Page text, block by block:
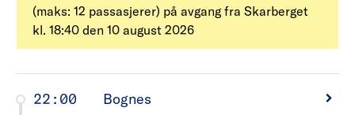
(maks: 12 passasjerer) på avgang fra Skarberget
kl. 18:40 den 10 august 2026
22:00
Bognes